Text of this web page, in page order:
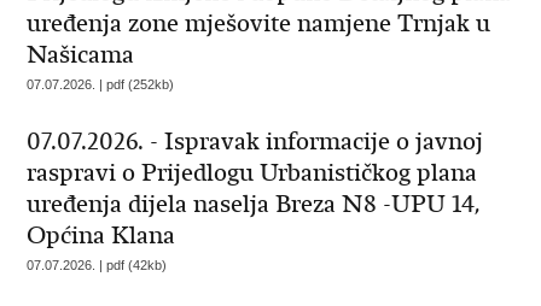
uređenja zone mješovite namjene Trnjak u
Našicama
07.07.2026. | pdf (252kb)
07.07.2026. - Ispravak informacije o javnoj
raspravi o Prijedlogu Urbanističkog plana
uređenja dijela naselja Breza N8 -UPU 14,
Općina Klana
07.07.2026. | pdf (42kb)